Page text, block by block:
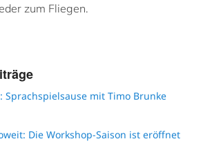
zum Fliegen.
Sprachspielsause mit Timo Brunke
Die Workshop-Saison ist eröffnet